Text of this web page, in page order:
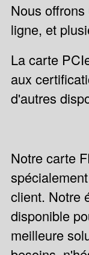
Nous
ligne, et
La carte
aux
d'autres
Notre carte
client. Notre
disponible
meilleure